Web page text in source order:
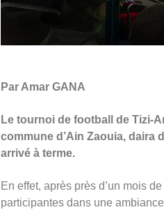
Par Amar GANA
Le tournoi de football de Tizi-
commune d’Ain Zaouia, daira
arrivé à terme.
En effet, après près d’un mois
participantes dans une